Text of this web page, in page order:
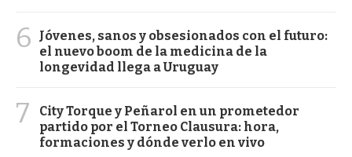
6
Jóvenes, sanos y obsesionados con el futuro:
el nuevo boom de la medicina de la
longevidad llega a Uruguay
7
City Torque y Peñarol en un prometedor
partido por el Torneo Clausura: hora,
formaciones y dónde verlo en vivo